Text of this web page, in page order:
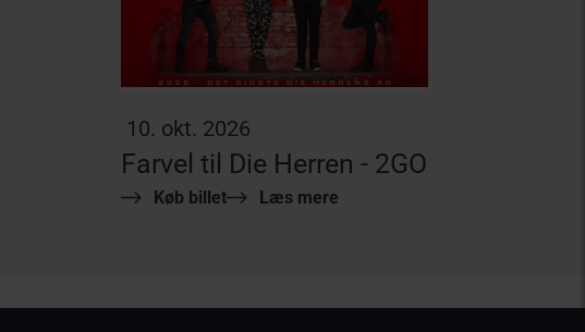
10. okt. 2026
Farvel til Die Herren - 2GO
Køb billet Læs mere